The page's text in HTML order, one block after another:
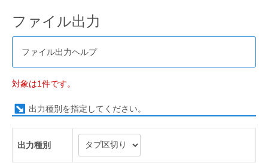
ファイル出力
ファイル出力ヘルプ
対象は1件です。
出力種別を指定してください。
出力種別